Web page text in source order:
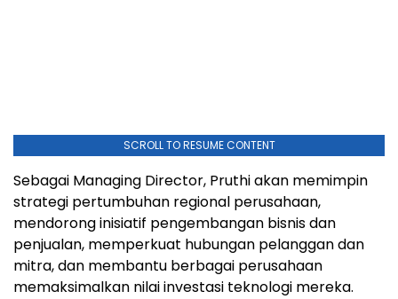
SCROLL TO RESUME CONTENT
Sebagai Managing Director, Pruthi akan memimpin
strategi pertumbuhan regional perusahaan,
mendorong inisiatif pengembangan bisnis dan
penjualan, memperkuat hubungan pelanggan dan
mitra, dan membantu berbagai perusahaan
memaksimalkan nilai investasi teknologi mereka.